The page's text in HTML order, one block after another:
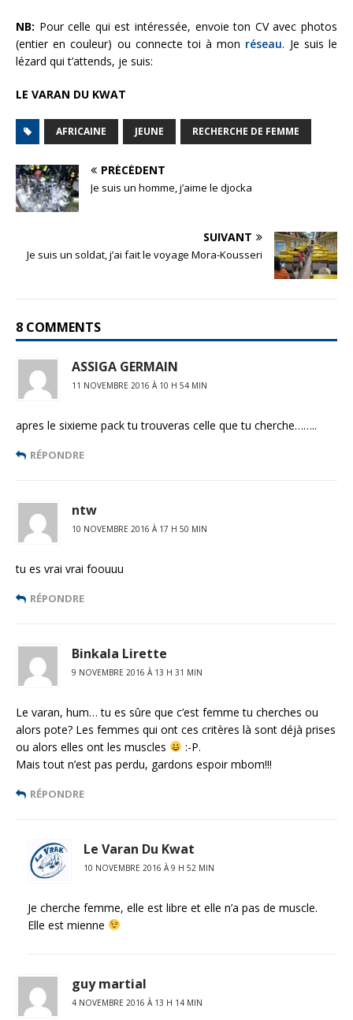
NB: Pour celle qui est intéressée, envoie ton CV avec photos
(entier en couleur) ou connecte toi à mon réseau. Je suis le
lézard qui t’attends, je suis:
LE VARAN DU KWAT
AFRICAINE JEUNE RECHERCHE DE FEMME
PRÉCÉDENT
Je suis un homme, j’aime le djocka
SUIVANT
Je suis un soldat, j’ai fait le voyage Mora-Kousseri
8 COMMENTS
ASSIGA GERMAIN
11 NOVEMBRE 2016 À 10 H 54 MIN
apres le sixieme pack tu trouveras celle que tu cherche……..
RÉPONDRE
ntw
10 NOVEMBRE 2016 À 17 H 50 MIN
tu es vrai vrai foouuu
RÉPONDRE
Binkala Lirette
9 NOVEMBRE 2016 À 13 H 31 MIN
Le varan, hum… tu es sûre que c’est femme tu cherches ou
alors pote? Les femmes qui ont ces critères là sont déjà prises
ou alors elles ont les muscles
:-P.
Mais tout n’est pas perdu, gardons espoir mbom!!!
RÉPONDRE
Le Varan Du Kwat
10 NOVEMBRE 2016 À 9 H 52 MIN
Je cherche femme, elle est libre et elle n’a pas de muscle.
Elle est mienne
guy martial
4 NOVEMBRE 2016 À 13 H 14 MIN